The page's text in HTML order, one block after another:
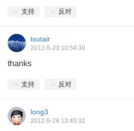
支持 反对
tsutair
2012-5-23 10:54:30
thanks
支持 反对
long3
2012-5-28 13:45:32